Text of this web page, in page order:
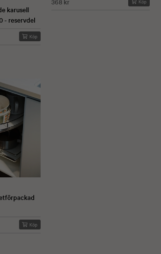
karusell
- reservdel
Köp
Köp